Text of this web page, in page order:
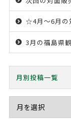
☆4月〜6月の
3月の福島県
月別投稿一覧